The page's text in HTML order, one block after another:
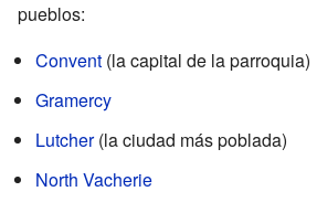
pueblos:
Convent (la capital de la parroquia)
Gramercy
Lutcher(la ciudad más poblada)
North Vacherie